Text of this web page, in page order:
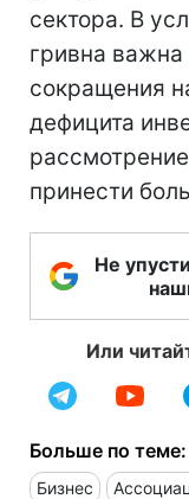
сектора. В
гривна
сокращения
дефицита
принести
Не
Или
Больше по теме:
Бизнес